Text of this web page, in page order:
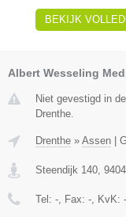
BEKIJK
Albert Wesseling
Niet gevestigd in
Drenthe.
Drenthe » Assen
Steendijk 140
Tel: - , Fax: - , KvK: -